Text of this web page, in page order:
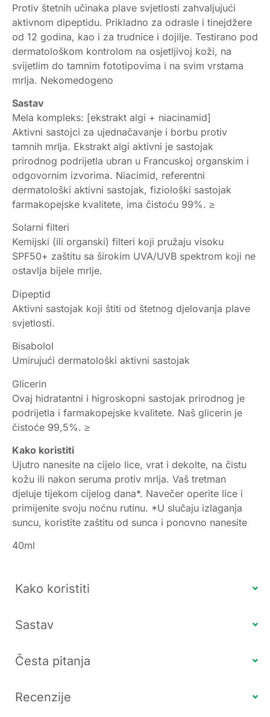
Protiv štetnih učinaka plave svjetlosti zahvaljujući
aktivnom dipeptidu. Prikladno za odrasle i tinejdžere
od 12 godina, kao i za trudnice i dojilje. Testirano pod
dermatološkom kontrolom na osjetljivoj koži, na
svijetlim do tamnim fototipovima i na svim vrstama
mrlja. Nekomedogeno
Sastav
Mela kompleks: [ekstrakt algi + niacinamid]
Aktivni sastojci za ujednačavanje i borbu protiv
tamnih mrlja. Ekstrakt algi aktivni je sastojak
prirodnog podrijetla ubran u Francuskoj organskim i
odgovornim izvorima. Niacimid, referentni
dermatološki aktivni sastojak, fiziološki sastojak
farmakopejske kvalitete, ima čistoću 99%. ≥
Solarni filteri
Kemijski (ili organski) filteri koji pružaju visoku
SPF50+ zaštitu sa širokim UVA/UVB spektrom koji ne
ostavlja bijele mrlje.
Dipeptid
Aktivni sastojak koji štiti od štetnog djelovanja plave
svjetlosti.
Bisabolol
Umirujući dermatološki aktivni sastojak
Glicerin
Ovaj hidratantni i higroskopni sastojak prirodnog je
podrijetla i farmakopejske kvalitete. Naš glicerin je
čistoće 99,5%. ≥
Kako koristiti
Ujutro nanesite na cijelo lice, vrat i dekolte, na čistu
kožu ili nakon seruma protiv mrlja. Vaš tretman
djeluje tijekom cijelog dana*. Navečer operite lice i
primijenite svoju noćnu rutinu. *U slučaju izlaganja
suncu, koristite zaštitu od sunca i ponovno nanesite
40ml
Kako koristiti
Sastav
Česta pitanja
Recenzije